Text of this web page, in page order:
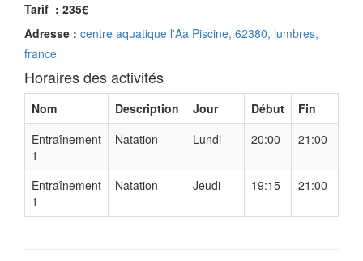
Tarif : 235€
Adresse : centre aquatique l'Aa Piscine, 62380, lumbres,
france
Horaires des activités
Nom Description Jour Début
Fin
Entraînement
1
Natation Lundi 20:00 21:00
Entraînement
1
Natation Jeudi 19:15 21:00